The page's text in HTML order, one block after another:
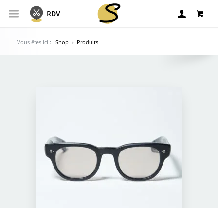
RDV
Vous êtes ici : Shop Produits
Panier